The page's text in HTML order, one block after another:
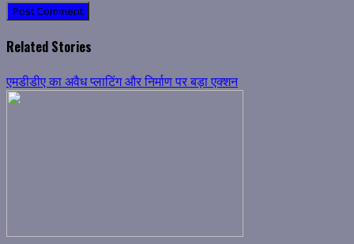
Related Stories
एमडीडीए का अवैध प्लाटिंग और निर्माण पर बड़ा एक्शन